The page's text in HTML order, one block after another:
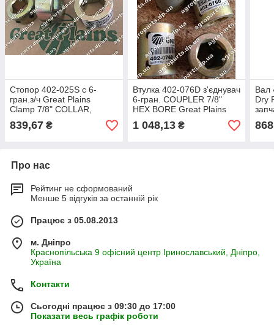
Cтопор 402-025S с 6-
гран.з/ч Great Plains
Clamp 7/8" COLLAR,
LOCKING кольцо 402-025s
839,67 ₴
Втулка 402-076D з'єднувач
6-гран. COUPLER 7/8"
HEX BORE Great Plains
YP1625 муфта PD8070
402-052d
1 048,13₴
Вал
Dry
Про нас
Рейтинг не сформований
Менше 5 відгуків за останній рік
Працює з 05.08.2013
м. Дніпро
Краснопільська 9 офісний центр Іринославський, Дніпро,
Україна
Контакти
Сьогодні працює з 09:30 до 17:00
Показати весь графік роботи